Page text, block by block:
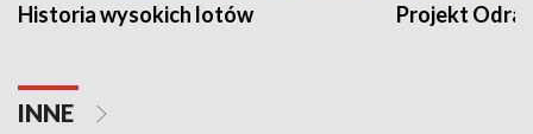
Historia wysokich lotów Projekt Odra
INNE